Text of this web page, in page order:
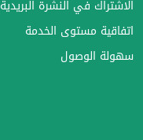
الاشتراك في النشرة البريدية
اتفاقية مستوى الخدمة
سهولة الوصول